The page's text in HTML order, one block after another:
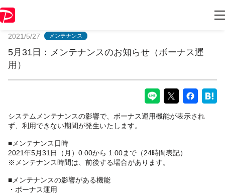
2021/5/27 メンテナンス
5月31日：メンテナンスのお知らせ（ボーナス運
用）
システムメンテナンスの影響で、ボーナス運用機能が表示され
ず、利用できない期間が発生いたします。
■メンテナンス日時
2021年5月31日（月）0:00から 1:00まで（24時間表記）
※メンテナンス時間は、前後する場合があります。
■メンテナンスの影響がある機能
・ボーナス運用